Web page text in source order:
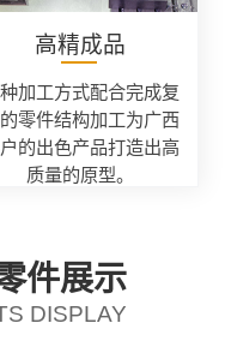
高精成品
加工方式配合完成复
零件结构加工为广西
的出色产品打造出高
质量的原型。
件展示
DISPLAY